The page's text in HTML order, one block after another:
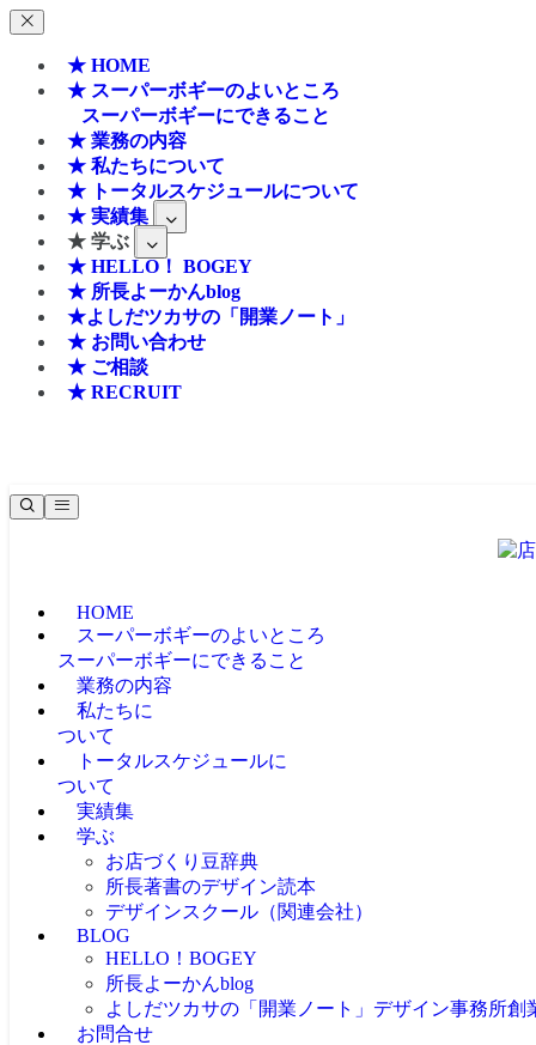
★ HOME
★ スーパーボギーのよいところ
スーパーボギーにできること
★ 業務の内容
★ 私たちについて
★ トータルスケジュールについて
★ 実績集
★ 学ぶ
★ HELLO！ BOGEY
★ 所長よーかんblog
★よしだツカサの「開業ノート」
★ お問い合わせ
★ ご相談
★ RECRUIT
HOME
スーパーボギーのよいところ
スーパーボギーにできること
業務の内容
私たちに
ついて
トータルスケジュールに
ついて
実績集
学ぶ
お店づくり豆辞典
所長著書のデザイン読本
デザインスクール（関連会社）
BLOG
HELLO！BOGEY
所長よーかんblog
よしだツカサの「開業ノート」 デザイン事務所創
お問合せ